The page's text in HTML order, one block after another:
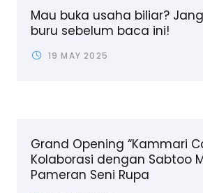
Mau buka usaha biliar?
buru sebelum baca ini!
19 MAY 2025
Grand Opening “Kammari
Kolaborasi dengan Sabtoo
Pameran Seni Rupa